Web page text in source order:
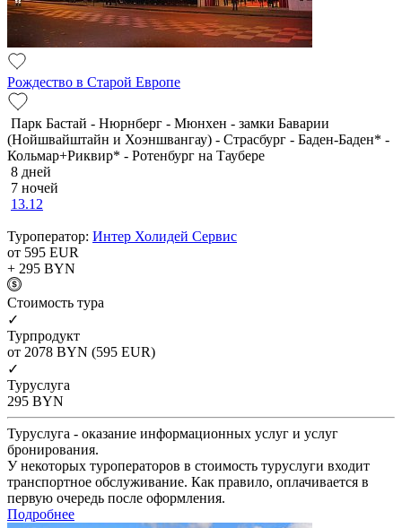
Рождество в Старой Европе
Парк Бастай - Нюрнберг - Мюнхен - замки Баварии
(Нойшвайштайн и Хоэншвангау) - Страсбург - Баден-Баден* -
Кольмар+Риквир* - Ротенбург на Таубере
8 дней
7 ночей
13.12
Туроператор: Интер Холидей Сервис
от 595 EUR
+ 295 BYN
Cтоимость тура
✓
Турпродукт
от 2078 BYN (595 EUR)
✓
Туруслуга
295 BYN
Туруслуга - оказание информационных услуг и услуг
бронирования.
У некоторых туроператоров в стоимость туруслуги входит
транспортное обслуживание. Как правило, оплачивается в
первую очередь после оформления.
Подробнее